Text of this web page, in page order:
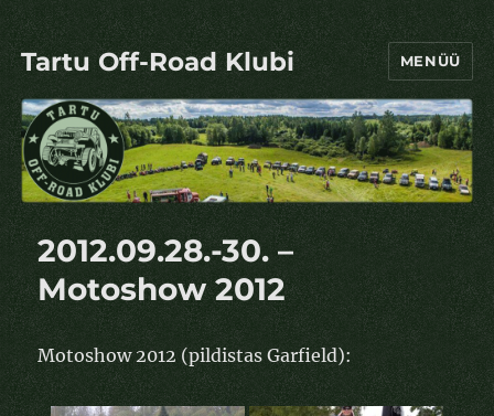
Tartu Off-Road Klubi MENÜÜ
2012.09.28.-30. –
Motoshow 2012
Motoshow 2012 (pildistas Garfield):